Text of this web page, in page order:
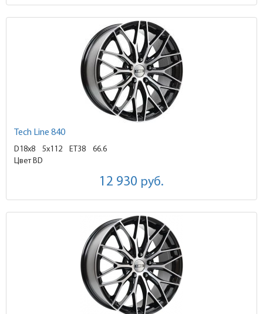
Tech Line 840
D18x8 5x112 ET38
66.6
Цвет BD
12 930 руб.